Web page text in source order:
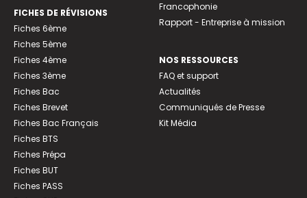
FICHES DE RÉVISIONS
Fiches 6ème
Fiches 5ème
Fiches 4ème
Fiches 3ème
Fiches Bac
Fiches Brevet
Fiches Bac Français
Fiches BTS
Fiches Prépa
Fiches BUT
Fiches PASS
Francophonie
Rapport - Entreprise à mission
NOS RESSOURCES
FAQ et support
Actualités
Communiqués de Presse
Kit Média